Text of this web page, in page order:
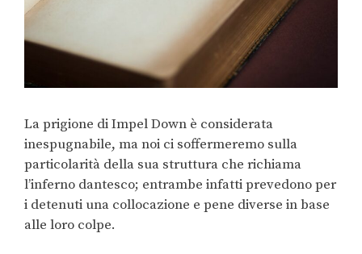
La prigione di Impel Down è considerata
inespugnabile, ma noi ci soffermeremo sulla
particolarità della sua struttura che richiama
l’inferno dantesco; entrambe infatti prevedono per
i detenuti una collocazione e pene diverse in base
alle loro colpe.